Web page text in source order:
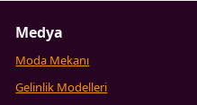
Medya
Moda Mekanı
Gelinlik Modelleri